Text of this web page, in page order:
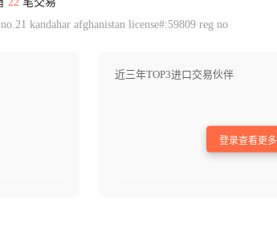
kandahar afghanistan license#:59809 reg no
近三年TOP3进口交易伙伴
登录查看更多